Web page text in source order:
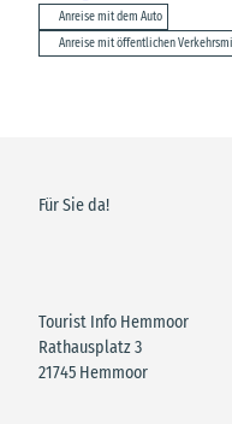
Anreise mit dem Auto
Anreise mit öffentlichen
Für Sie da!
Tourist Info Hemmoor
Rathausplatz 3
21745 Hemmoor